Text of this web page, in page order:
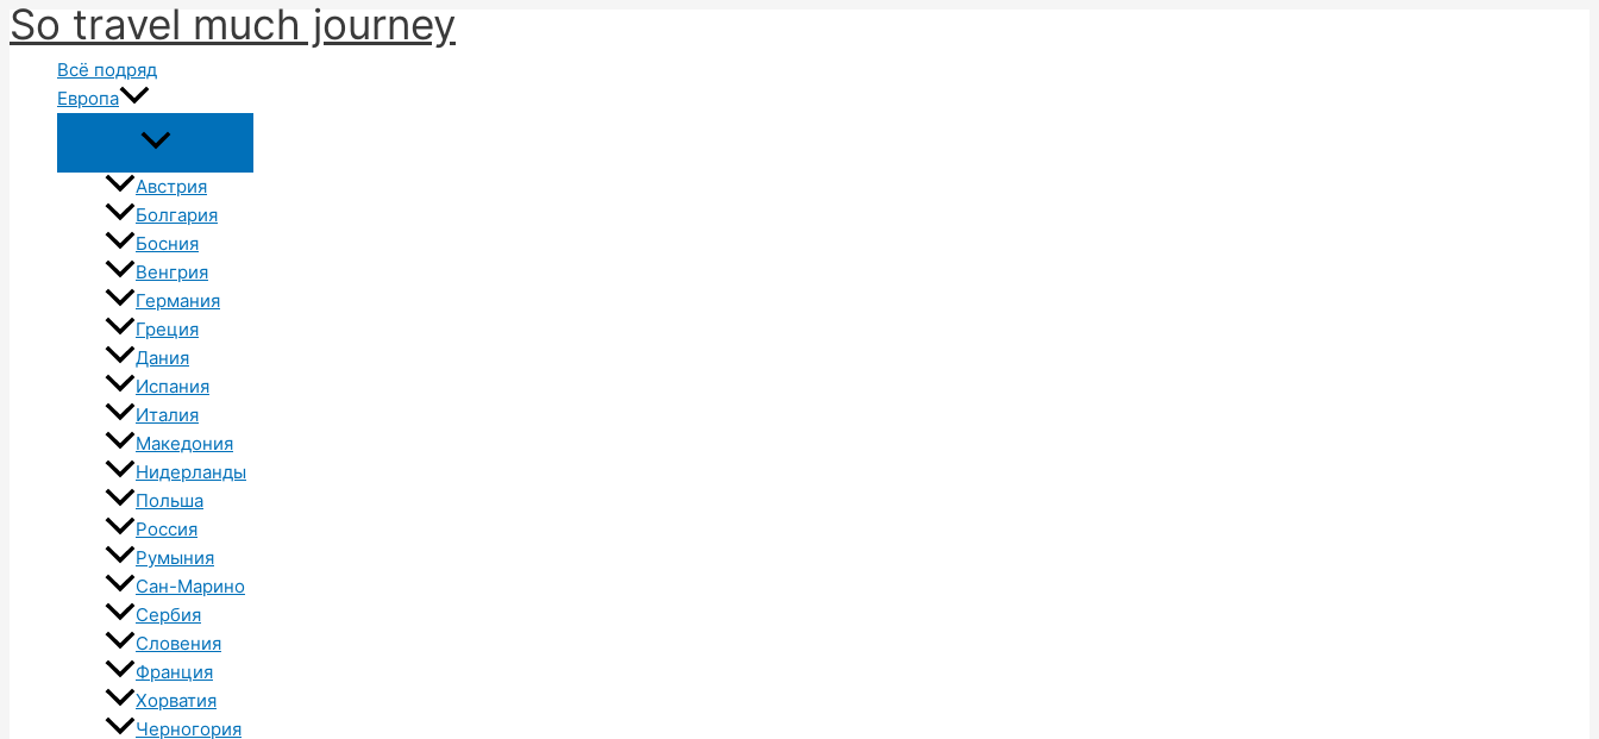
Перейти
к
содержимому
So travel much journey
Всё подряд
Европа
Австрия
Болгария
Босния
Венгрия
Германия
Греция
Дания
Испания
Италия
Македония
Нидерланды
Польша
Россия
Румыния
Сан-Марино
Сербия
Словения
Франция
Хорватия
Черногория